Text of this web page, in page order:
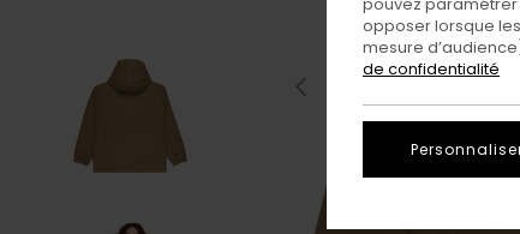
opposer lorsque
mesure
de confidentialité